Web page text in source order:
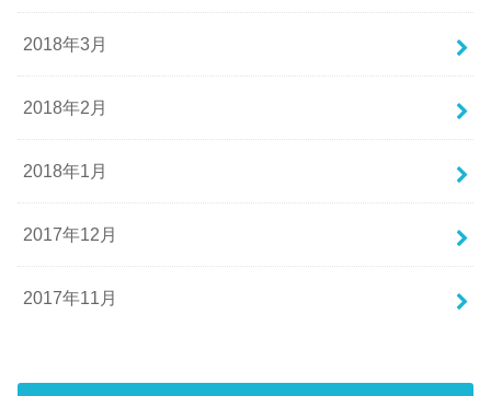
2018年3月
2018年2月
2018年1月
2017年12月
2017年11月